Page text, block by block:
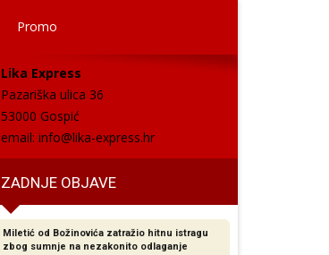
Promo
Lika Express
Pazariška ulica 36
53000 Gospić
email: info@lika-express.hr
ZADNJE OBJAVE
Miletić od Božinovića zatražio hitnu istragu
zbog sumnje na nezakonito odlaganje